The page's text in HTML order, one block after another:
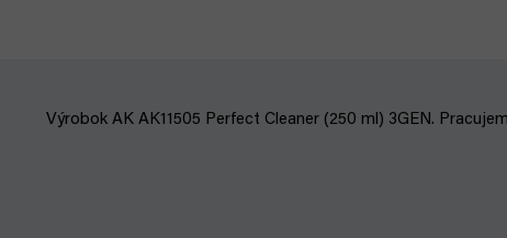
Výrobok AK AK11505 Perfect Cleaner (250 ml) 3GEN.